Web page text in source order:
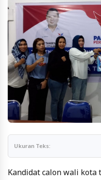
Ukuran Teks:
Kandidat calon wali kota